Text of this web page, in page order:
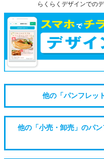
らくらくデザインでの
他の「パンフレッ
他の「小売・卸売」のパ